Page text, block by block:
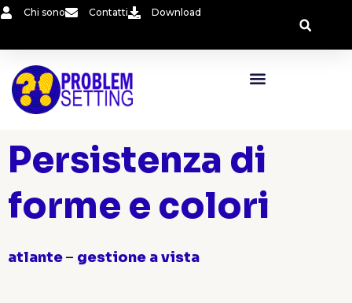
Vai
contenuto
Chi sono Contatti Download
Persistenza di
forme e colori
atlante– gestione a vista